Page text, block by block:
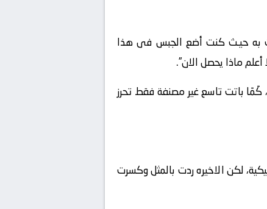
به حيـث كنت أضع الجبس فى هذا
ماذا يحصل الان”.
كَمَا باتت تاسع غير مصنفة فقط تحرز
منافستها التشيكية، لكن الاخيره ردت بالمثل وكسرت